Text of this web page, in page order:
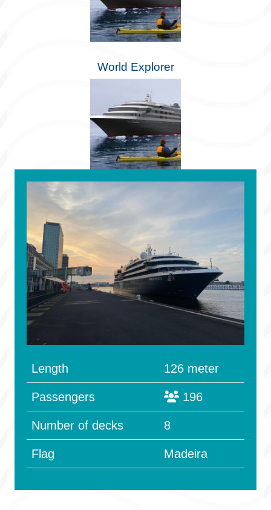
World Explorer
Length 126 meter
Passengers 196
Number of decks 8
Flag Madeira